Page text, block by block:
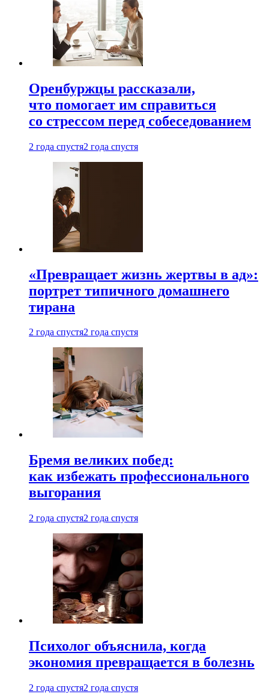
Оренбуржцы рассказали,
что помогает им справиться
со стрессом перед собеседованием
2 года спустя2 года спустя
«Превращает жизнь жертвы в ад»:
портрет типичного домашнего
тирана
2 года спустя2 года спустя
Бремя великих побед:
как избежать профессионального
выгорания
2 года спустя2 года спустя
Психолог объяснила, когда
экономия превращается в болезнь
2 года спустя2 года спустя